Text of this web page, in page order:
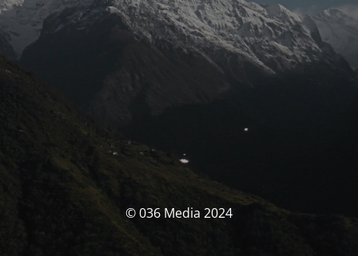
© 036 Media 2024